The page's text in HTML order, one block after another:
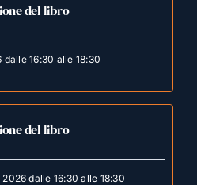
del libro
16:30 alle 18:30
del libro
dalle 16:30 alle 18:30